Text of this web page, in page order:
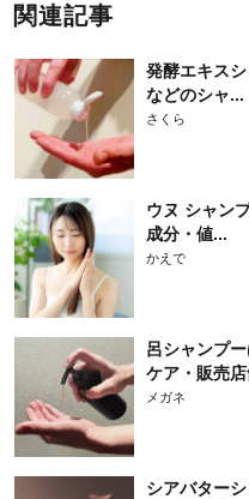
関連記事
発酵エキス
などのシャ...
さくら
ウヌ シャン
成分・値...
かえで
呂シャンプ
ケア・販売
メガネ
シアバター